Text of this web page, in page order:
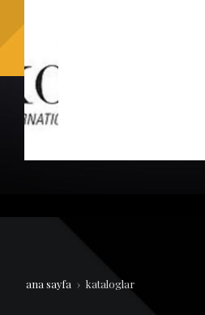
ana sayfa kataloglar